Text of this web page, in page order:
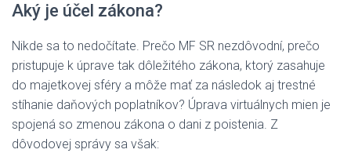
Aký je účel zákona?
Nikde sa to nedočítate. Prečo MF SR nezdôvodní, prečo
pristupuje k úprave tak dôležitého zákona, ktorý zasahuje
do majetkovej sféry a môže mať za následok aj trestné
stíhanie daňových poplatníkov? Úprava virtuálnych mien je
spojená so zmenou zákona o dani z poistenia. Z
dôvodovej správy sa však: